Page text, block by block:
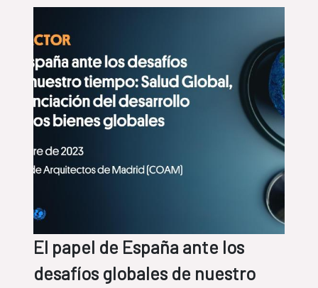
El papel de España ante los
desafíos globales de nuestro